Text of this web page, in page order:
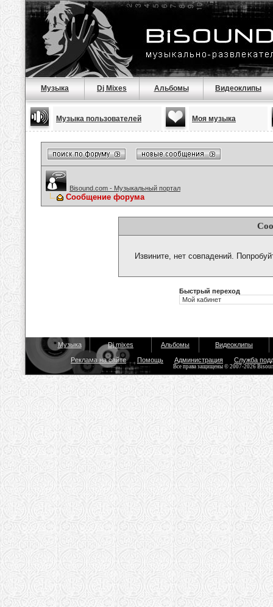
Музыка Dj Mixes Альбомы Видеоклипы
Музыка пользователей Моя музыка
Bisound.com - Музыкальный портал
Сообщение форума
Извините, нет совпадений.
Быстрый переход
Музыка Dj mixes Альбомы Видеоклипы
Реклама на сайте Помощь Администрация Служба
Все права защищены © 2007-2026